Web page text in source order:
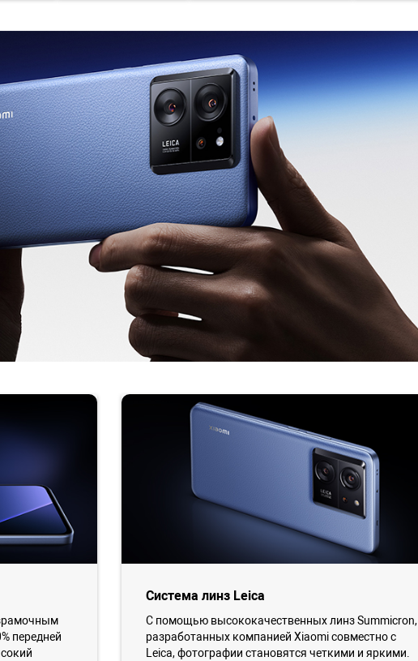
передней
Система линз Leica
С помощью высококачественных линз Summicron,
разработанных компанией Xiaomi совместно с
Leica, фотографии становятся четкими и яркими.